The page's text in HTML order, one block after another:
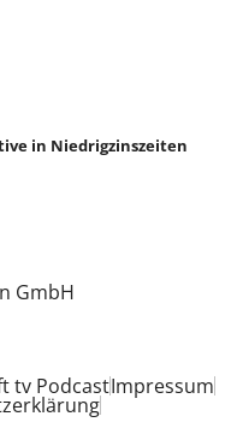
in Niedrigzinszeiten
GmbH
tv PodcastImpressum